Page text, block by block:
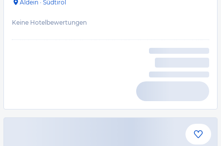
Aldein · Südtirol
Keine Hotelbewertungen